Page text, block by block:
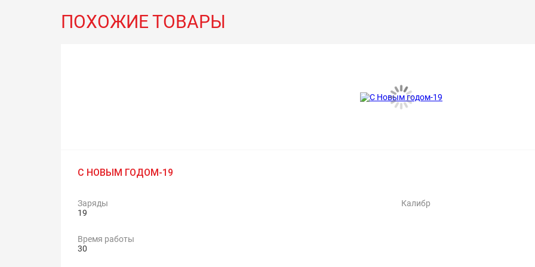
ПОХОЖИЕ ТОВАРЫ
С НОВЫМ ГОДОМ-19
Заряды
19
Калибр
Время работы
30